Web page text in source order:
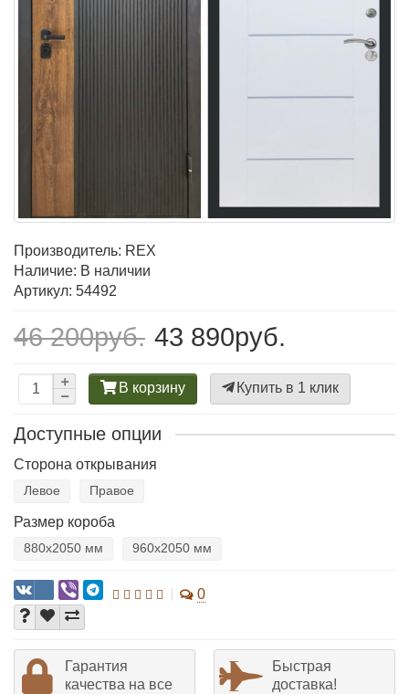
Производитель: REX
Наличие: В наличии
Артикул: 54492
46 200руб. 43 890руб.
В корзину Купить в 1 клик
Доступные опции
Сторона открывания
Левое Правое
Размер короба
880х2050 мм 960х2050 мм
0
Гарантия
качества на все
Быстрая
доставка!